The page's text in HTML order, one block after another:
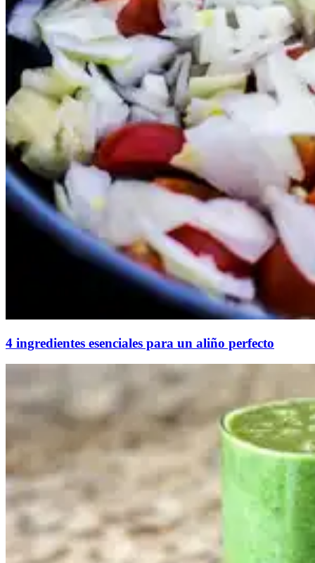
4 ingredientes esenciales para un aliño perfecto